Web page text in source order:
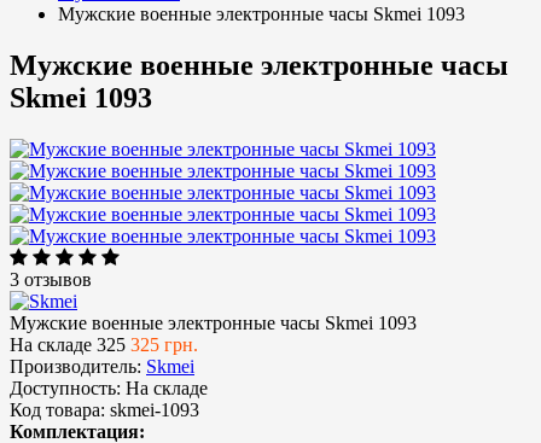
Мужские военные электронные часы Skmei 1093
Мужские военные электронные часы
Skmei 1093
3 отзывов
Мужские военные электронные часы Skmei 1093
На складе 325 325 грн.
Производитель: Skmei
Доступность: На складе
Код товара: skmei-1093
Комплектация: